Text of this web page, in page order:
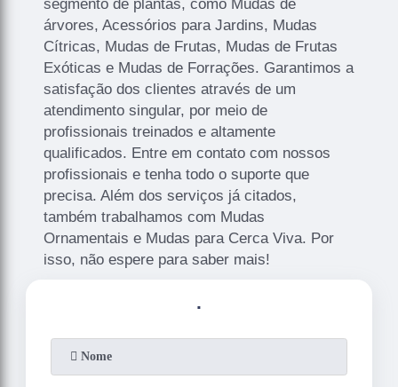
segmento de plantas, como Mudas de
árvores, Acessórios para Jardins, Mudas
Cítricas, Mudas de Frutas, Mudas de Frutas
Exóticas e Mudas de Forrações. Garantimos a
satisfação dos clientes através de um
atendimento singular, por meio de
profissionais treinados e altamente
qualificados. Entre em contato com nossos
profissionais e tenha todo o suporte que
precisa. Além dos serviços já citados,
também trabalhamos com Mudas
Ornamentais e Mudas para Cerca Viva. Por
isso, não espere para saber mais!
.